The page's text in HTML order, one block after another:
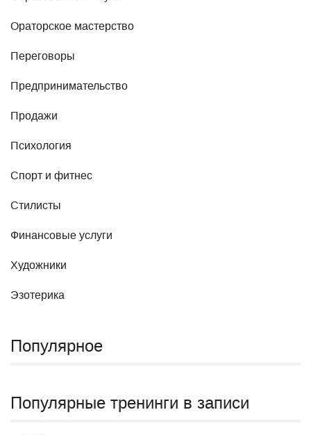
Ораторское мастерство
Переговоры
Предпринимательство
Продажи
Психология
Спорт и фитнес
Стилисты
Финансовые услуги
Художники
Эзотерика
Популярное
Популярные тренинги в записи